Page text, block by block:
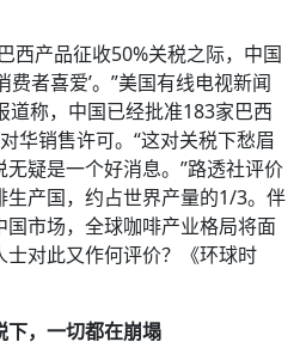
西产品征收50%关税之际，中国
费者喜爱’。”美国有线电视新闻
道称，中国已经批准183家巴西
华销售许可。“这对关税下愁眉
疑是一个好消息。”路透社评价
产国，约占世界产量的1/3。伴
市场，全球咖啡产业格局将面
对此又作何评价？《环球时
下，一切都在崩塌